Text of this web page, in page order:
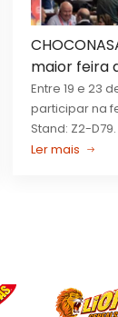
maior feira
Entre 19 e 23
participar na
Stand: Z2-
Ler mais